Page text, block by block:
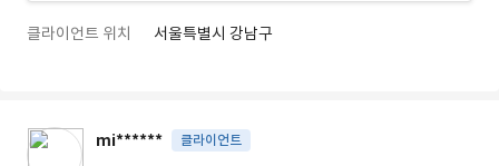
클라이언트 위치 서울특별시 강남구
mi****** 클라이언트